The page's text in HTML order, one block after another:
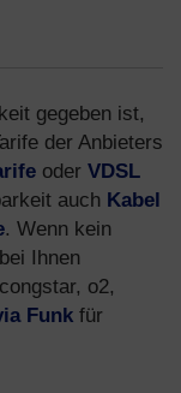
gegeben ist,
der Anbieters
oder VDSL
auch Kabel
. Wenn kein
Ihnen
o2,
Funk für